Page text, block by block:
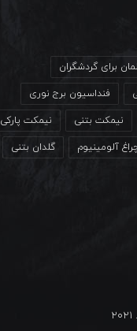
برای گردشگران
فنداسیون برج نوری
نیمکت بتنی نیمکت پارکی
آلومینیوم گلدان بتنی